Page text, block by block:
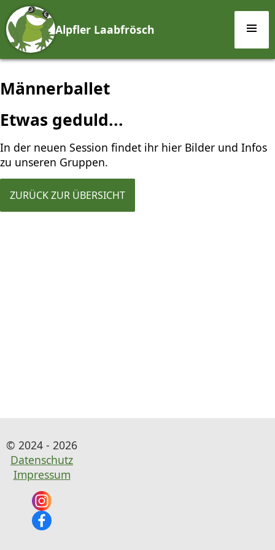
Alpfler Laabfrösch
Männerballet
Etwas geduld...
In der neuen Session findet ihr hier Bilder und Infos
zu unseren Gruppen.
ZURÜCK ZUR ÜBERSICHT
© 2024 - 2026
Datenschutz
Impressum